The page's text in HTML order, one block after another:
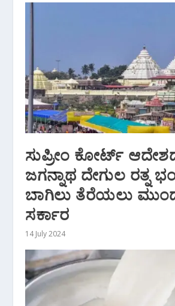
ಸುಪ್ರೀಂ ಕೋರ್ಟ್
ಜಗನ್ನಾಥ ದೇಗುಲ ರತ್ನ
ಬಾಗಿಲು ತೆರೆಯಲು
ಸರ್ಕಾರ
14 July 2024